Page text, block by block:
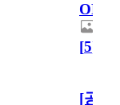
OPEN!
[5]
[공